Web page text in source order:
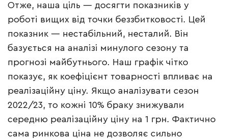
Отже, наша ціль — досягти показників у
роботі вищих від точки беззбитковості. Цей
показник — нестабільний, несталий. Він
базується на аналізі минулого сезону та
прогнозі майбутнього. Наш графік чітко
показує, як коефіцієнт товарності впливає на
реалізаційну ціну. Якщо аналізувати сезон
2022/23, то кожні 10% браку знижували
середню реалізаційну ціну на 1 грн. Фактично
сама ринкова ціна не дозволяє сильно